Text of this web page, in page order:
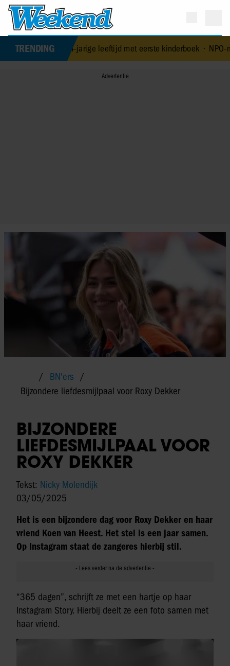
TRENDING
op 84-jarige leeftijd met eerste kinderboek•NPO-manager
BN'ers
Bijzondere liefdesmijlpaal voor Roxy Dekker
BIJZONDERE
LIEFDESMIJLPAAL VOOR
ROXY DEKKER
Tekst: Nicky Molendijk
03/05/2025
Het is een bijzondere dag voor Roxy Dekker en haar
vriend Koen van Heest. Het stel is een jaar samen.
Op Instagram staat de zangeres hierbij stil.
“365 dagen”, schrijft ze met een hartje op haar
Instagram Story. Hierbij deelt ze een foto samen met
haar vriend.